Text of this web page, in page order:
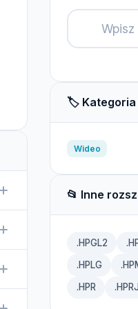
🏷️ Kategoria
Wideo
📂 Inne
.HPGL2
.HPLG
.HPR